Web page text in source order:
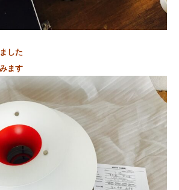
した
ます